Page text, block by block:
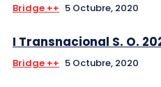
Bridge ++ 5 Octubre, 2020
I Transnacional S. O.
Bridge ++ 5 Octubre, 2020